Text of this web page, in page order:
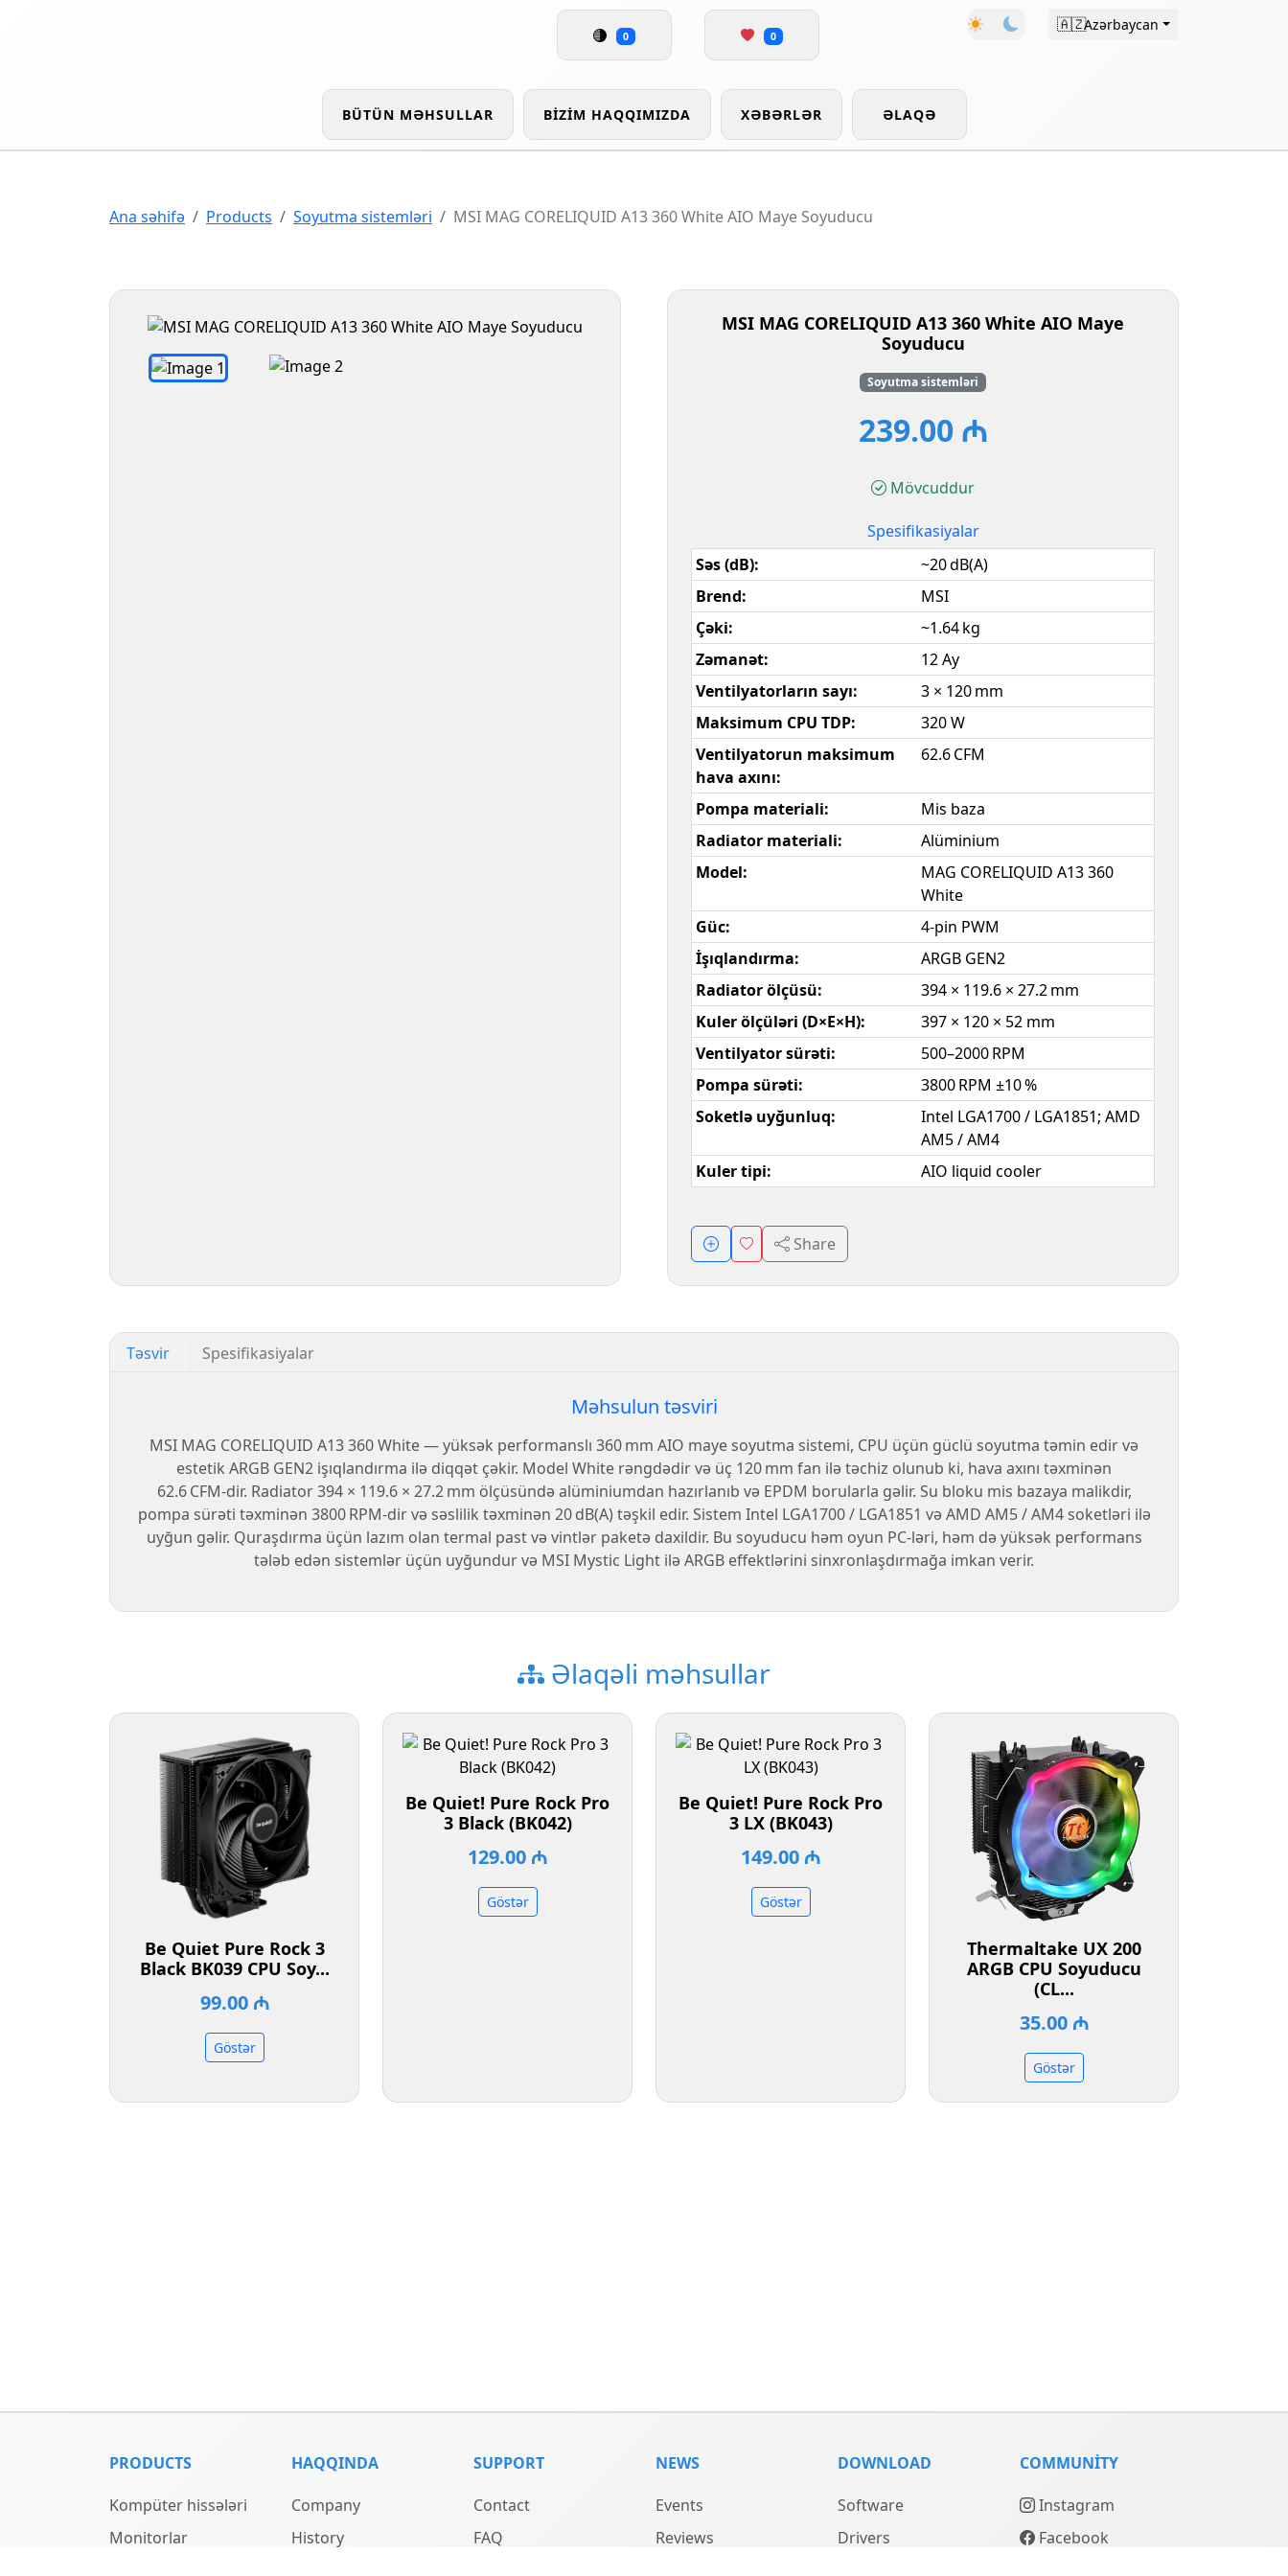
0 0
🇦🇿Azərbaycan
BÜTÜN MƏHSULLAR BIZIM HAQQIMIZDA XƏBƏRLƏR ƏLAQƏ
Ana səhifə Products Soyutma sistemləri MSI MAG CORELIQUID A13 360 White AIO Maye Soyuducu
MSI MAG CORELIQUID A13 360 White AIO Maye
Soyuducu
Soyutma sistemləri
239.00 ₼
Mövcuddur
Spesifikasiyalar
Səs (dB):
~20 dB(A)
Brend:
MSI
Çəki:
~1.64 kg
Zəmanət:
12 Ay
Ventilyatorların sayı:
3 × 120 mm
Maksimum CPU TDP:
320 W
Ventilyatorun maksimum
hava axını:
62.6 CFM
Pompa materiali:
Mis baza
Radiator materiali:
Alüminium
Model:
MAG CORELIQUID A13 360
White
Güc:
4-pin PWM
İşıqlandırma:
ARGB GEN2
Radiator ölçüsü:
394 × 119.6 × 27.2 mm
Kuler ölçüləri (D×E×H):
397 × 120 × 52 mm
Ventilyator sürəti:
500–2000 RPM
Pompa sürəti:
3800 RPM ±10 %
Soketlə uyğunluq:
Intel LGA1700 / LGA1851; AMD
AM5 / AM4
Kuler tipi:
AIO liquid cooler
Share
Təsvir Spesifikasiyalar
Məhsulun təsviri
MSI MAG CORELIQUID A13 360 White — yüksək performanslı 360 mm AIO maye soyutma sistemi, CPU üçün güclü soyutma təmin edir və
estetik ARGB GEN2 işıqlandırma ilə diqqət çəkir. Model White rəngdədir və üç 120 mm fan ilə təchiz olunub ki, hava axını təxminən
62.6 CFM‑dir. Radiator 394 × 119.6 × 27.2 mm ölçüsündə alüminiumdan hazırlanıb və EPDM borularla gəlir. Su bloku mis bazaya malikdir,
pompa sürəti təxminən 3800 RPM‑dir və səslilik təxminən 20 dB(A) təşkil edir. Sistem Intel LGA1700 / LGA1851 və AMD AM5 / AM4 soketləri ilə
uyğun gəlir. Quraşdırma üçün lazım olan termal past və vintlər paketə daxildir. Bu soyuducu həm oyun PC‑ləri, həm də yüksək performans
tələb edən sistemlər üçün uyğundur və MSI Mystic Light ilə ARGB effektlərini sinxronlaşdırmağa imkan verir.
Əlaqəli məhsullar
Be Quiet Pure Rock 3
Black BK039 CPU Soy...
99.00 ₼
Göstər
Be Quiet! Pure Rock Pro
3 Black (BK042)
129.00 ₼
Göstər
Be Quiet! Pure Rock Pro
3 LX (BK043)
149.00 ₼
Göstər
Thermaltake UX 200
ARGB CPU Soyuducu
(CL...
35.00 ₼
Göstər
PRODUCTS
Kompüter hissələri
Monitorlar
HAQQINDA
Company
History
SUPPORT
Contact
FAQ
NEWS
Events
Reviews
DOWNLOAD
Software
Drivers
COMMUNITY
Instagram
Facebook